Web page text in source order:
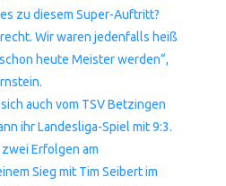
zu diesem Super-Auftritt?
Wir waren jedenfalls heiß
heute Meister werden“,
auch vom TSV Betzingen
ihr Landesliga-Spiel mit 9:3.
Erfolgen am
Sieg mit Tim Seibert im